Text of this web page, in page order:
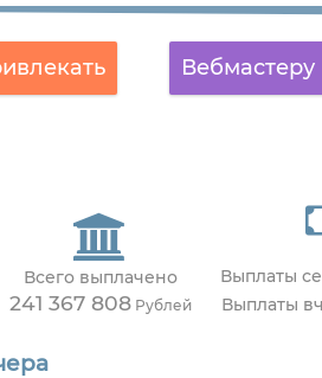
Вебмастеру
Всего выплачено
241 367 808Рублей
Выплаты
Выплаты